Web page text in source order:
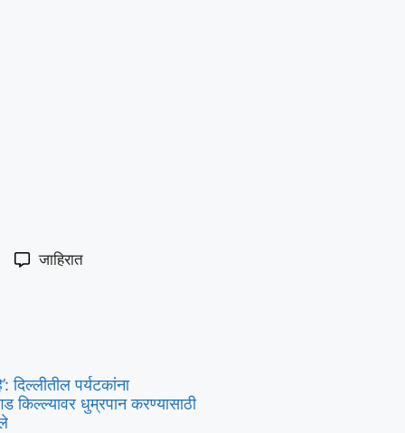
जाहिरात
पर्यटकांना
किल्ल्यावर धुम्रपान करण्यासाठी